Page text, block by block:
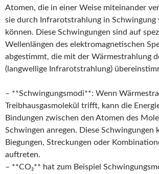
Atomen, die in einer Weise miteinander
sie durch Infrarotstrahlung in Schwingung
können. Diese Schwingungen sind auf
Wellenlängen des elektromagnetischen
abgestimmt, die mit der Wärmestrahlung
(langwellige Infrarotstrahlung)
– **Schwingungsmodi**: Wenn
Treibhausgasmolekül trifft, kann die
Bindungen zwischen den Atomen des
Schwingen anregen. Diese Schwingungen
Biegungen, Streckungen oder
auftreten.
– **CO₂** hat zum Beispiel